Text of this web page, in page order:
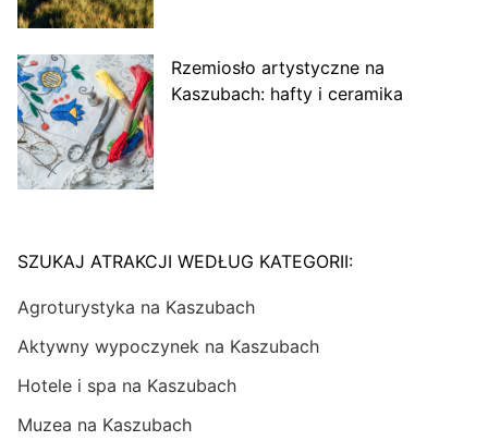
Rzemiosło artystyczne na
Kaszubach: hafty i ceramika
SZUKAJ ATRAKCJI WEDŁUG KATEGORII:
Agroturystyka na Kaszubach
Aktywny wypoczynek na Kaszubach
Hotele i spa na Kaszubach
Muzea na Kaszubach